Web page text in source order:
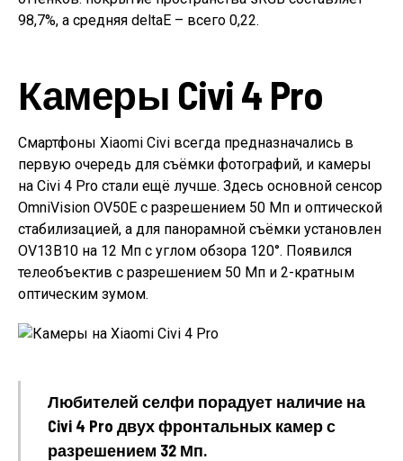
98,7%, а средняя deltaE – всего 0,22.
Камеры Civi 4 Pro
Смартфоны Xiaomi Civi всегда предназначались в
первую очередь для съёмки фотографий, и камеры
на Civi 4 Pro стали ещё лучше. Здесь основной сенсор
OmniVision OV50E с разрешением 50 Мп и оптической
стабилизацией, а для панорамной съёмки установлен
OV13B10 на 12 Мп с углом обзора 120°. Появился
телеобъектив с разрешением 50 Мп и 2-кратным
оптическим зумом.
Любителей селфи порадует наличие на
Civi 4 Pro двух фронтальных камер с
разрешением 32 Мп.